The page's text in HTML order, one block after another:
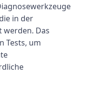
in der
Das
Tests, um